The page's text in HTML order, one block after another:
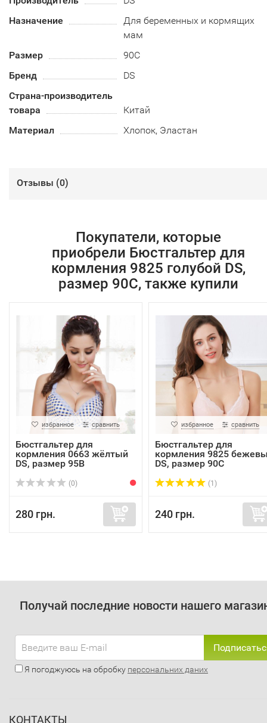
Назначение
Для беременных и кормящих
мам
Размер
90C
Бренд
DS
Страна-производитель
товара
Китай
Материал
Хлопок, Эластан
Отзывы (0)
Покупатели, которые
приобрели Бюстгальтер для
кормления 9825 голубой DS,
размер 90C, также купили
избранное сравнить
Бюстгальтер для
кормления 0663 жёлтый
DS, размер 95B
(0)
280 грн.
избранное сравнить
Бюстгальтер для
кормления 9825
DS, размер 90C
(1)
240 грн.
Получай последние новости нашего
Я погоджуюсь на обробку персональних даних
КОНТАКТЫ